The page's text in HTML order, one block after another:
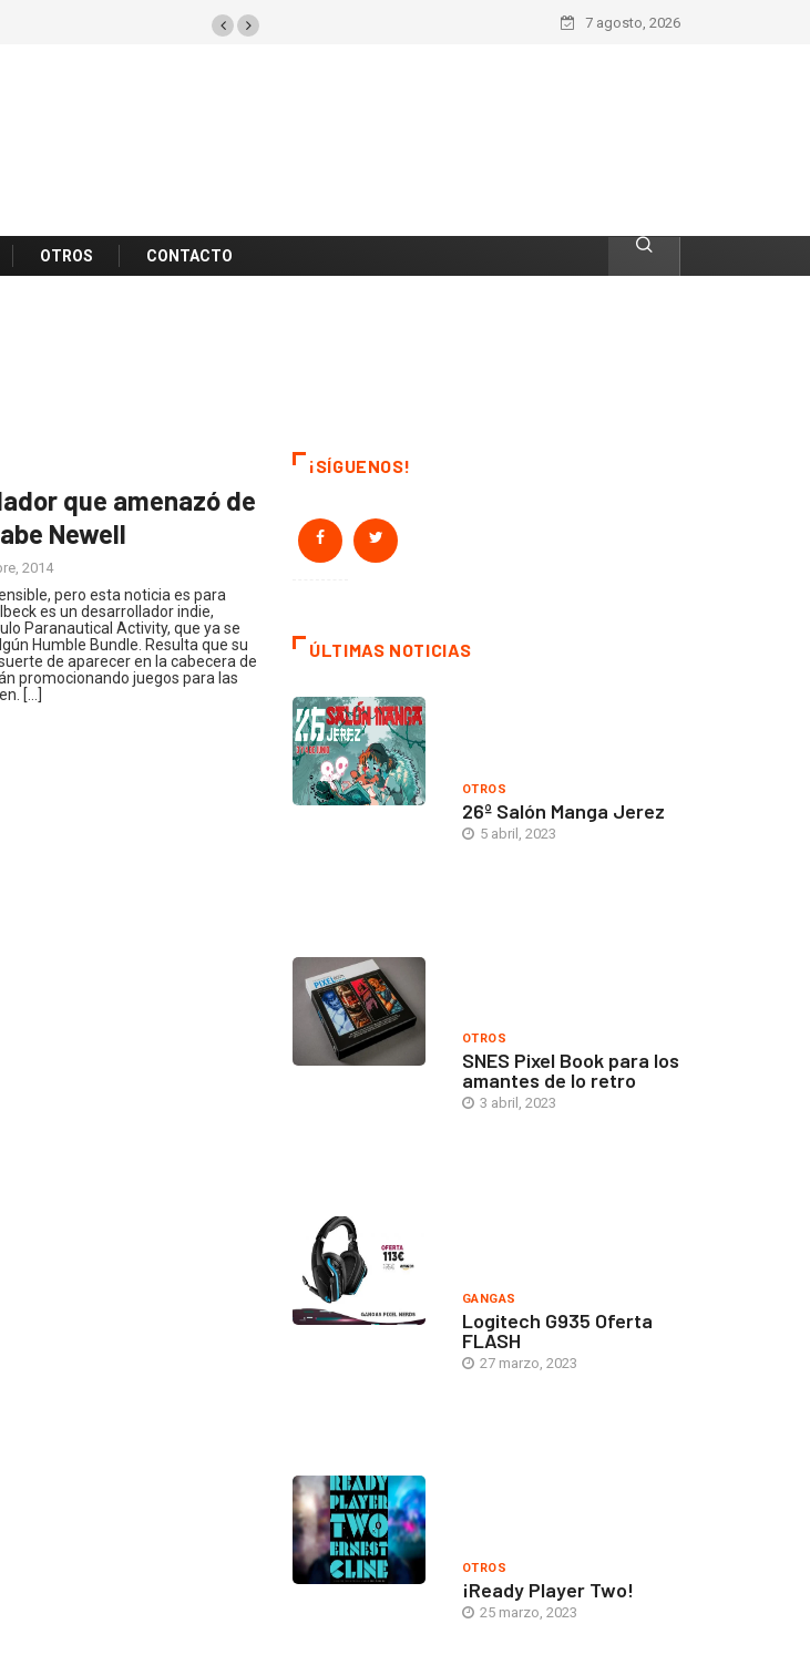
7 agosto, 2026
OTROS CONTACTO
que amenazó de
Newell
2014
pero esta noticia es para
es un desarrollador indie,
Paranautical Activity, que ya se
Humble Bundle. Resulta que su
de aparecer en la cabecera de
promocionando juegos para las
[…]
¡SÍGUENOS!
ÚLTIMAS NOTICIAS
OTROS
26º Salón Manga Jerez
5 abril, 2023
OTROS
SNES Pixel Book para los
amantes de lo retro
3 abril, 2023
GANGAS
Logitech G935 Oferta
FLASH
27 marzo, 2023
OTROS
¡Ready Player Two!
25 marzo, 2023